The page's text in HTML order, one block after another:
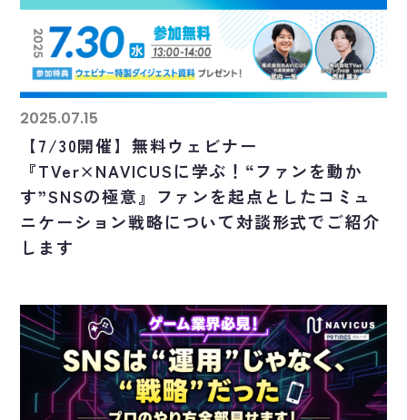
2025.07.15
【7/30開催】無料ウェビナー
『TVer×NAVICUSに学ぶ！“ファンを動か
す”SNSの極意』ファンを起点としたコミュ
ニケーション戦略について対談形式でご紹介
します